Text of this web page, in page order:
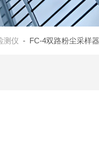
测仪 - FC-4双路粉尘采样